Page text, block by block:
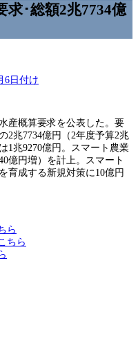
求･総額2兆7734億
6日付け
産概算要求を公表した。要
2兆7734億円（2年度予算2兆
1兆9270億円。スマート農業
億円増）を計上。スマート
育成する新規対策に10億円
ら
ちら